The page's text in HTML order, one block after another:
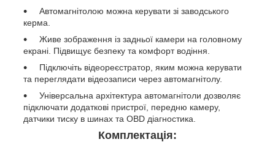
Автомагнітолою можна керувати зі заводського
керма.
Живе зображення із задньої камери на головному
екрані. Підвищує безпеку та комфорт водіння.
Підключіть відеореєстратор, яким можна керувати
та переглядати відеозаписи через автомагнітолу.
Універсальна архітектура автомагнітоли дозволяє
підключати додаткові пристрої, передню камеру,
датчики тиску в шинах та OBD діагностика.
Комплектація: